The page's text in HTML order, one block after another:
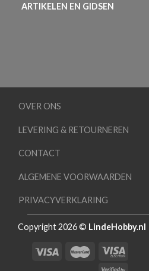
ARTIKELEN EN GIDSEN
OVER ONS
LEVERING & RETOURNEREN
CONTACT
ALGEMENE VOORWAARDEN
PRIVACYVERKLARING
Copyright 2026 © LindeHobby.nl